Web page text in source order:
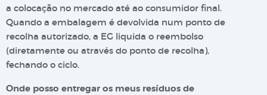
a colocação no mercado até ao consumidor final.
Quando a embalagem é devolvida num ponto de
recolha autorizado, a EG liquida o reembolso
(diretamente ou através do ponto de recolha),
fechando o ciclo.
Onde posso entregar os meus resíduos de